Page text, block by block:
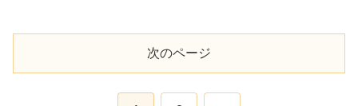
次のページ